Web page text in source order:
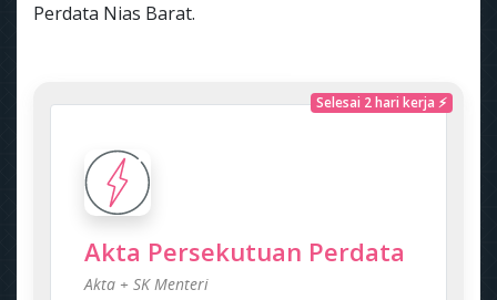
Perdata Nias Barat.
Selesai 2 hari kerja ⚡
Akta Persekutuan Perdata
Akta + SK Menteri